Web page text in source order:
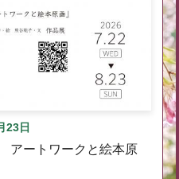
23日
アートワークと絵本原